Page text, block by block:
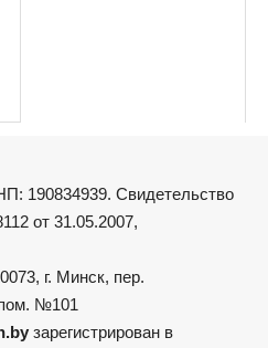
190834939. Свидетельство
от 31.05.2007,
г. Минск, пер.
№101
зарегистрирован в